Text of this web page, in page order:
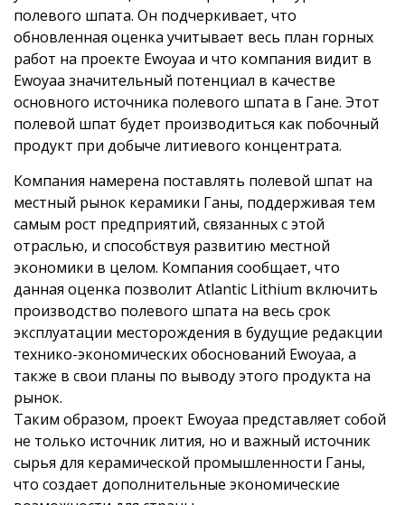
полевого шпата. Он подчеркивает, что
обновленная оценка учитывает весь план горных
работ на проекте Ewoyaa и что компания видит в
Ewoyaa значительный потенциал в качестве
основного источника полевого шпата в Гане. Этот
полевой шпат будет производиться как побочный
продукт при добыче литиевого концентрата.
Компания намерена поставлять полевой шпат на
местный рынок керамики Ганы, поддерживая тем
самым рост предприятий, связанных с этой
отраслью, и способствуя развитию местной
экономики в целом. Компания сообщает, что
данная оценка позволит Atlantic Lithium включить
производство полевого шпата на весь срок
эксплуатации месторождения в будущие редакции
технико-экономических обоснований Ewoyaa, а
также в свои планы по выводу этого продукта на
рынок.
Таким образом, проект Ewoyaa представляет собой
не только источник лития, но и важный источник
сырья для керамической промышленности Ганы,
что создает дополнительные экономические